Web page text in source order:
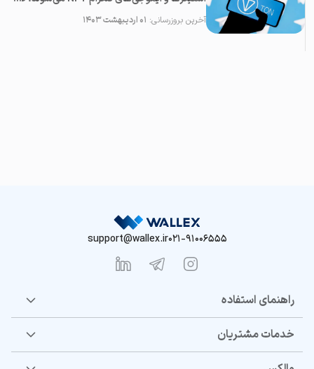
آخرین بروزرسانی: ۰۱ اردیبهشت ۱۴۰۳
021-91006555
support@wallex.ir
راهنمای استفاده
خدمات مشتریان